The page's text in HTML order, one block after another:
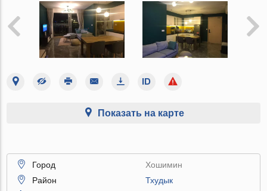
Показать на карте
Город
Хошимин
Район
Тхудык